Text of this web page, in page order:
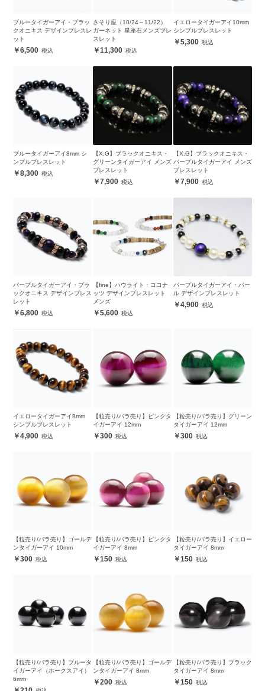
ブルータイガーアイ・ブラッ
クオニキス デザインブレスレ
ット
6,500
さそり座（10/24～11/22）
ガーネット 星座石メンズブレ
スレット
11,300
イエロータイガーアイ10mm
シンプルブレスレット
5,300
ブルータイガーアイ8mm シ
ンプルブレスレット
8,300
【X.G】ブラックオニキス・
グリーンタイガーアイ メンズ
ブレスレット
7,900
【X.G】ブラックオニキス・
パープルタイガーアイ メンズ
ブレスレット
7,900
パープルタイガーアイ・ブラ
ックオニキス デザインブレス
レット
6,800
【fine】ハウライト・ココナ
ッツ デザインブレスレット
メンズ
5,600
パープルタイガーアイ・パー
ル デザインブレスレット
4,900
イエロータイガーアイ8mm
シンプルブレスレット
4,900
【粒売り/バラ売り】ピンクタ
イガーアイ 12mm
300
【粒売り/バラ売り】グリーン
タイガーアイ 12mm
300
【粒売り/バラ売り】ゴールデ
ンタイガーアイ 10mm
300
【粒売り/バラ売り】ピンクタ
イガーアイ 8mm
150
【粒売り/バラ売り】イエロー
タイガーアイ 8mm
150
【粒売り/バラ売り】ブルータ
イガーアイ（ホークスアイ）
6mm
【粒売り/バラ売り】ゴールデ
ンタイガーアイ 8mm
200
【粒売り/バラ売り】ブラック
タイガーアイ 8mm
150